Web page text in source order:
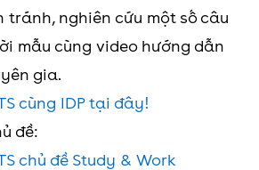
tránh, nghiên cứu một số câu
mẫu cùng video hướng dẫn
gia.
cùng IDP tại đây!
đề:
chủ đề Study & Work